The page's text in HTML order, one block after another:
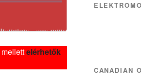
mellettelérhetők
CANADIAN